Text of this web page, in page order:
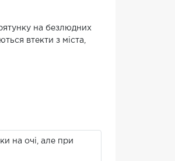
на безлюдних
втекти з міста,
на очі, але при